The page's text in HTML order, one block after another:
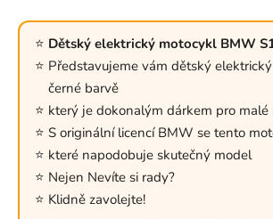
produktu
hvězdiček.
Dětský elektrický motocykl BMW
Představujeme vám dětský
černé barvě
který je dokonalým dárkem pro
S originální licencí BMW se tento
které napodobuje skutečný model
Nejen Nevíte si rady?
Klidně zavolejte!